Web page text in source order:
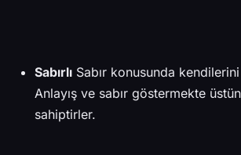
Sabırlı Sabır konusunda
Anlayış ve sabır göstermekte
sahiptirler.